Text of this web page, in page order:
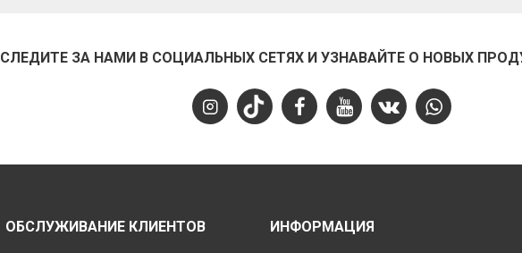
СЛЕДИТЕ ЗА НАМИ В СОЦИАЛЬНЫХ СЕТЯХ И УЗНАВАЙТЕ О НОВЫХ
ОБСЛУЖИВАНИЕ КЛИЕНТОВ ИНФОРМАЦИЯ